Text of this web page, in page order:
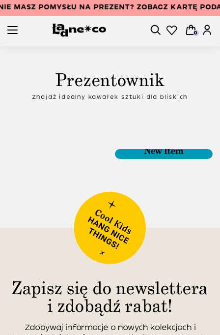
MASZ POMYSŁU NA PREZENT? ZOBACZ KARTĘ
0
Prezentownik
Znajdź idealny kawałek sztuki dla bliskich
New Item
Zapisz się do newslettera
i zdobądź rabat!
Zdobywaj informacje o nowych kolekcjach i